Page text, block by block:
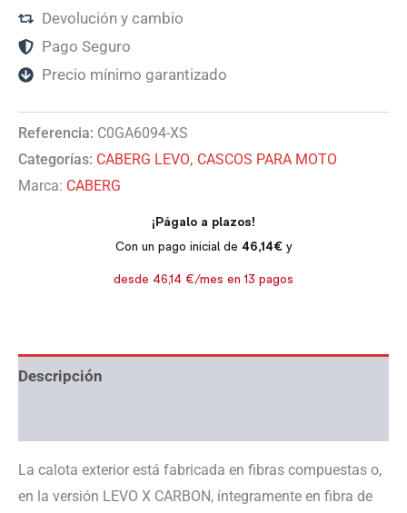
Devolución y cambio
Pago Seguro
Precio mínimo garantizado
Referencia: C0GA6094-XS
Categorías: CABERG LEVO, CASCOS PARA MOTO
Marca: CABERG
Descripción
La calota exterior está fabricada en fibras compuestas o,
en la versión LEVO X CARBON, íntegramente en fibra de